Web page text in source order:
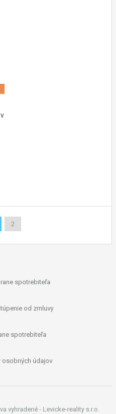
2
spotrebiteľa
od zmluvy
spotrebiteľa
osobných údajov
vyhradené - Levicke-reality s.r.o.